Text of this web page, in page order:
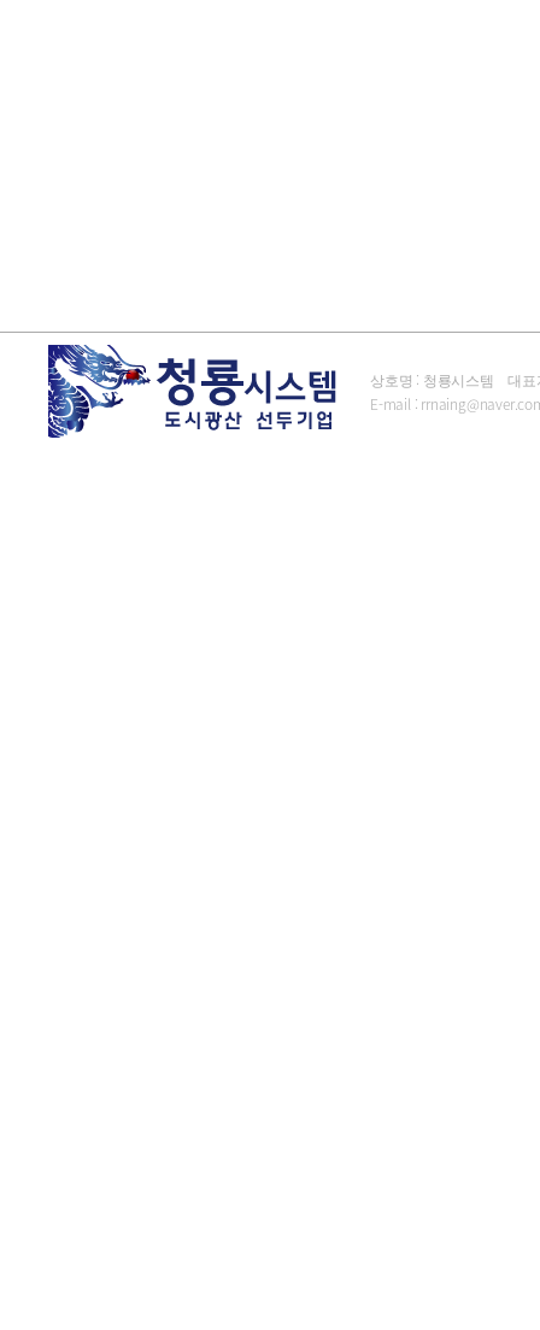
상호명 : 청룡시스템 대표
E-mail :